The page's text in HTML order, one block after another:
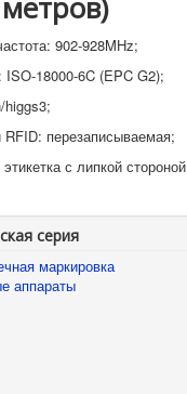
902-928MHz;
ISO-18000-6C (EPC G2);
higgs3;
RFID: перезаписываемая;
с липкой стороной
серия
маркировка
аппараты